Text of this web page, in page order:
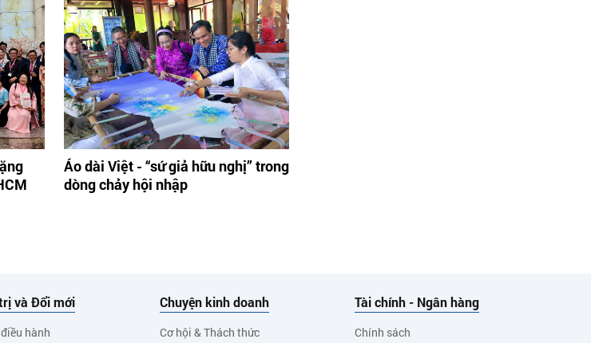
Áo dài Việt - “sứ giả hữu nghị” trong
dòng chảy hội nhập
và Đổi mới
hành
Chuyện kinh doanh
Cơ hội & Thách thức
Tài chính - Ngân hàng
Chính sách